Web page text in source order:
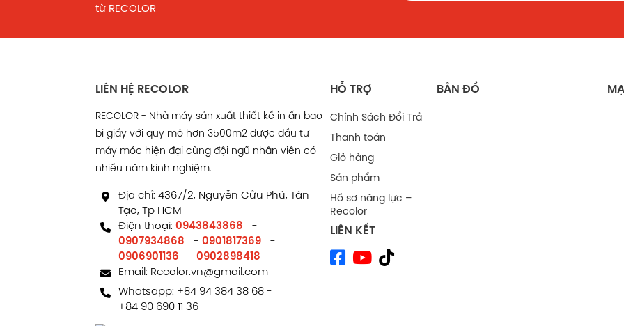
từ RECOLOR
LIÊN HỆ RECOLOR
RECOLOR - Nhà máy sản xuất thiết kế in ấn bao
bì giấy với quy mô hơn 3500m2 được đầu tư
máy móc hiện đại cùng đội ngũ nhân viên có
nhiều năm kinh nghiệm.
Địa chỉ: 4367/2, Nguyễn Cửu Phú, Tân
Tạo, Tp HCM
Điện thoại: 0943843868
-
0907934868
- 0901817369
-
0906901136
- 0902898418
Email: Recolor.vn@gmail.com
Whatsapp: +84 94 384 38 68-
+84 90 690 11 36
HỖ TRỢ
Chính Sách Đổi Trả
Thanh toán
Giỏ hàng
Sản phẩm
Hồ sơ năng lực –
Recolor
LIÊN KẾT
BẢN ĐỒ